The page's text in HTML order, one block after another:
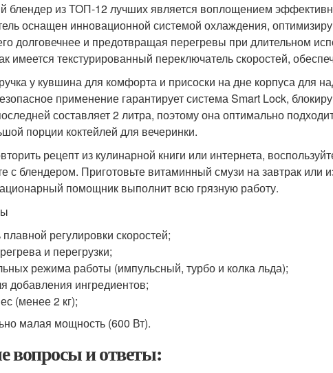
блендер из ТОП-12 лучших является воплощением
оснащен инновационной системой охлаждения,
долговечнее и предотвращая перегревы при длительном
имеется текстурированный переключатель скоростей,
у кувшина для комфорта и присоски на дне корпуса для
применение гарантирует система Smart Lock,
составляет 2 литра, поэтому она оптимально
порции коктейлей для вечеринки.
рецепт из кулинарной книги или интернета,
с блендером. Приготовьте витаминный смузи на завтрак или
помощник выполнит всю грязную работу.
регулировки скоростей;
и перегрузки;
режима работы (импульсный, турбо и колка льда);
добавления ингредиентов;
(менее 2 кг);
малая мощность (600 Вт).
вопросы и ответы: